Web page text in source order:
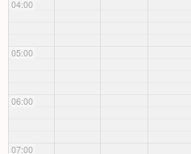
04:00
05:00
06:00
07:00